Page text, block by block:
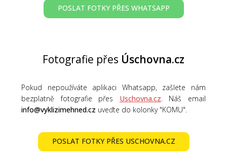
POSLAT FOTKY PŘES WHATSAPP
Fotografie přes Úschovna.cz
Pokud nepoužíváte aplikaci Whatsapp, zašlete nám
bezplatně fotografie přes Uschovna.cz. Náš email
info@vyklizimehned.cz uveďte do kolonky "KOMU".
POSLAT FOTKY PŘES USCHOVNA.CZ